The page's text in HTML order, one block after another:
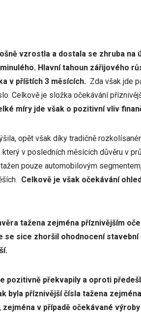
vzrostla a dostala se zhruba na
Hlavní tahoun zářijového
v příštích 3 měsících. Zda však jde
Celkově je složka očekávání
míry jde však o pozitivní vliv
opět však díky tradičně
který v posledních měsících důvěru v
pouze automobilovým
Celkově je však očekávání
tažena zejména příznivějším
sice zhoršil ohodnocení stavební
pozitivně překvapily a oproti
byla příznivější čísla tažena
v případě očekávané